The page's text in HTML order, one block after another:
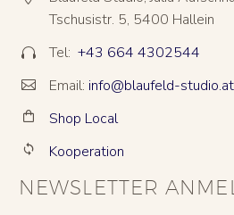
Tschusistr. 5, 5400 Hallein

 Tel: +43 664 4302544

 Email: info@blaufeld-studio.at

 Shop Local

 Kooperation
NEWSLETTER